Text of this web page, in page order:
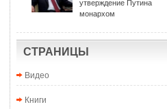
утверждение Путина
монархом
СТРАНИЦЫ
Видео
Книги